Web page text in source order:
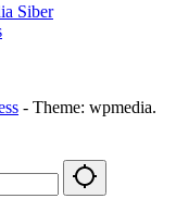
Siber
- Theme: wpmedia.